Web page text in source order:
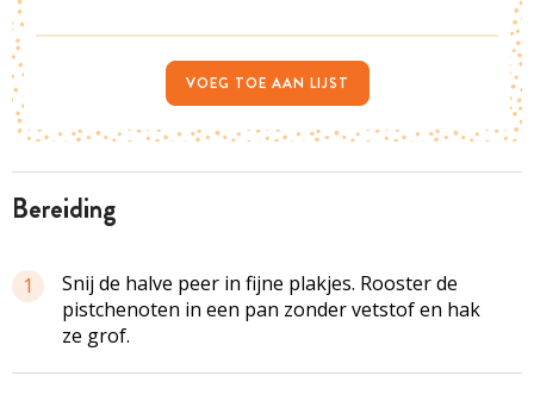
bereiding
1
Snij de halve peer in fijne plakjes. Rooster de
pistchenoten in een pan zonder vetstof en hak
ze grof.
VOEG TOE AAN LIJST